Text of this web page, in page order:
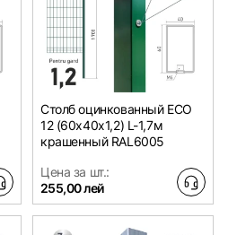
Столб оцинкованный ЕСО
12 (60х40x1,2) L-1,7м
крашенный RAL6005
Цена за шт.:
255,00 лей